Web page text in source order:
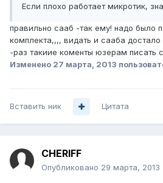
Если плохо работает микротик,
правильно сааб -так ему! надо было
комплекта,,,, видать и сааба
-раз такиие коменты юзерам писать
Изменено 27 марта, 2013
Вставить ник Цитата
CHERIFF
Опубликовано 29 марта, 2013